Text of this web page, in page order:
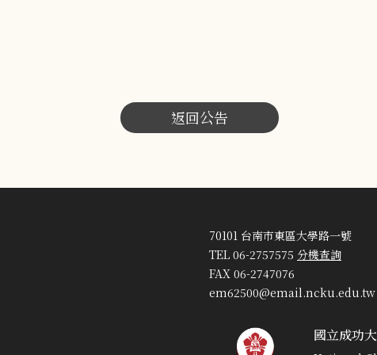
返回公告
70101 台南市東區大學路一號
TEL 06-2757575 分機查詢
FAX 06-2747076
em62500@email.ncku.edu.tw
國立成功